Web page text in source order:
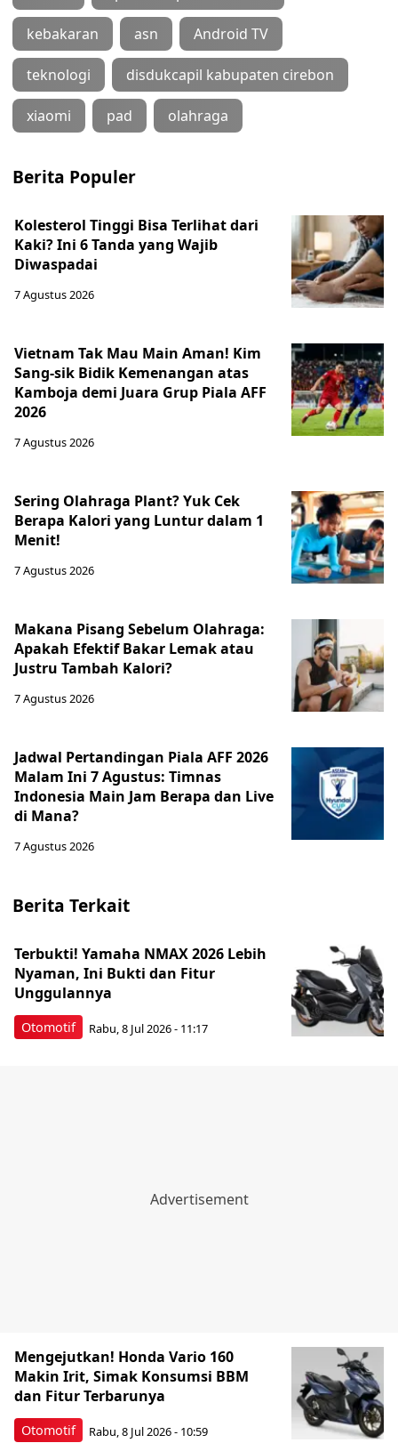
kebakaran asn Android TV
teknologi disdukcapil kabupaten cirebon
xiaomi pad olahraga
Berita Populer
Kolesterol Tinggi Bisa Terlihat dari
Kaki? Ini 6 Tanda yang Wajib
Diwaspadai
7 Agustus 2026
Vietnam Tak Mau Main Aman! Kim
Sang-sik Bidik Kemenangan atas
Kamboja demi Juara Grup Piala AFF
2026
7 Agustus 2026
Sering Olahraga Plant? Yuk Cek
Berapa Kalori yang Luntur dalam 1
Menit!
7 Agustus 2026
Makana Pisang Sebelum Olahraga:
Apakah Efektif Bakar Lemak atau
Justru Tambah Kalori?
7 Agustus 2026
Jadwal Pertandingan Piala AFF 2026
Malam Ini 7 Agustus: Timnas
Indonesia Main Jam Berapa dan Live
di Mana?
7 Agustus 2026
Berita Terkait
Otomotif
Terbukti! Yamaha NMAX 2026 Lebih
Nyaman, Ini Bukti dan Fitur
Unggulannya
Rabu, 8 Jul 2026 - 11:17
Otomotif
Mengejutkan! Honda Vario 160
Makin Irit, Simak Konsumsi BBM
dan Fitur Terbarunya
Rabu, 8 Jul 2026 - 10:59